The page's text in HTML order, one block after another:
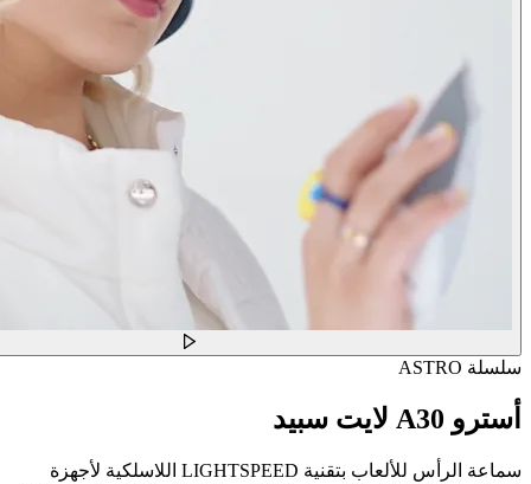
سلسلة ASTRO
أسترو A30 لايت سبيد
سماعة الرأس للألعاب بتقنية LIGHTSPEED اللاسلكية لأجهزة